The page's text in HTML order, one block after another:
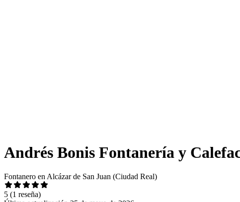
Andrés Bonis Fontanería y
Fontanero en Alcázar de San Juan (Ciudad Real)
5 (1 reseña)